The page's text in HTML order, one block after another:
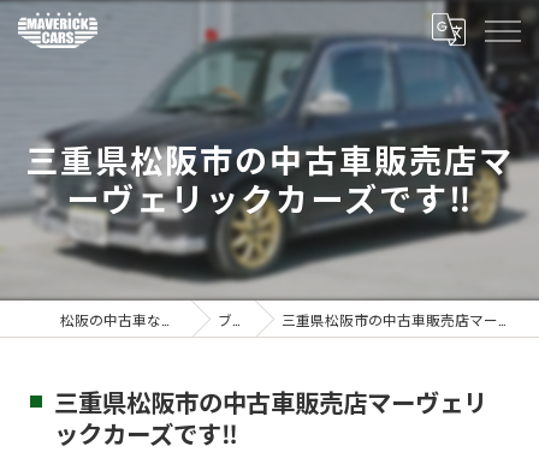
三重県松阪市の中古車販売店マ
ーヴェリックカーズです‼️
ブログ 三重県松阪市の中古車販売店マーヴェリックカーズです‼️
三重県松阪市の中古車販売店マーヴェリ
ックカーズです‼️